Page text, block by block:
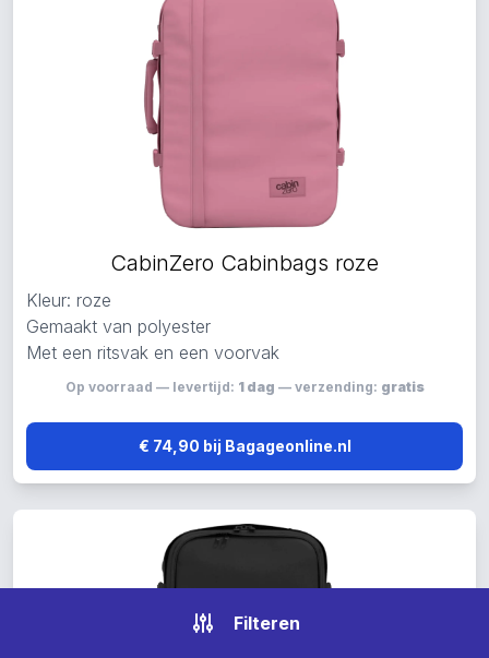
CabinZero Cabinbags roze
Kleur: roze
Gemaakt van polyester
Met een ritsvak en een voorvak
Op voorraad — levertijd: 1 dag — verzending: gratis
€ 74,90 bij Bagageonline.nl
Filteren